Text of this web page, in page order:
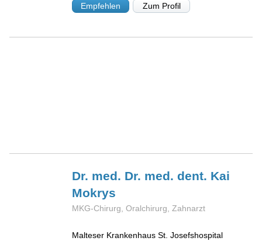
Empfehlen Zum Profil
Dr. med. Dr. med. dent. Kai
Mokrys
MKG-Chirurg, Oralchirurg, Zahnarzt
Malteser Krankenhaus St. Josefshospital